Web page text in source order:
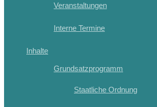
Veranstaltungen
Interne Termine
Inhalte
Grundsatzprogramm
Staatliche Ordnung